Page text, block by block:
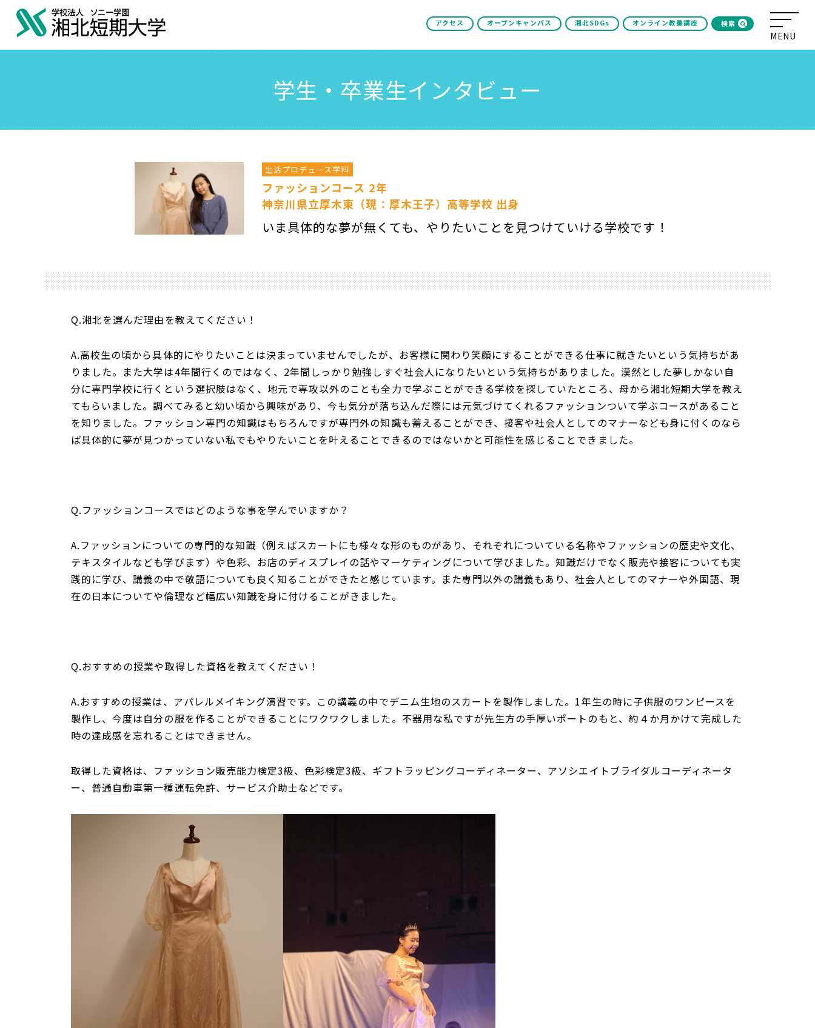
アクセス オープンキャンパス 湘北SDGs オンライン教養講座 検索
学生・卒業生インタビュー
生活プロデュース学科
ファッションコース 2年
神奈川県立厚木東（現：厚木王子）高等学校 出身
いま具体的な夢が無くても、やりたいことを見つけていける学校です！
Q.湘北を選んだ理由を教えてください！
A.高校生の頃から具体的にやりたいことは決まっていませんでしたが、お客様に関わり笑顔にすることができる仕事に就きたいという気持ちがあ
りました。また大学は4年間行くのではなく、2年間しっかり勉強しすぐ社会人になりたいという気持ちがありました。漠然とした夢しかない自
分に専門学校に行くという選択肢はなく、地元で専攻以外のことも全力で学ぶことができる学校を探していたところ、母から湘北短期大学を教え
てもらいました。調べてみると幼い頃から興味があり、今も気分が落ち込んだ際には元気づけてくれるファッションついて学ぶコースがあること
を知りました。ファッション専門の知識はもちろんですが専門外の知識も蓄えることができ、接客や社会人としてのマナーなども身に付くのなら
ば具体的に夢が見つかっていない私でもやりたいことを叶えることできるのではないかと可能性を感じることできました。
Q.ファッションコースではどのような事を学んでいますか？
A.ファッションについての専門的な知識（例えばスカートにも様々な形のものがあり、それぞれについている名称やファッションの歴史や文化、
テキスタイルなども学びます）や色彩、お店のディスプレイの話やマーケティングについて学びました。知識だけでなく販売や接客についても実
践的に学び、講義の中で敬語についても良く知ることができたと感じています。また専門以外の講義もあり、社会人としてのマナーや外国語、現
在の日本についてや倫理など幅広い知識を身に付けることがきました。
Q.おすすめの授業や取得した資格を教えてください！
A.おすすめの授業は、アパレルメイキング演習です。この講義の中でデニム生地のスカートを製作しました。1年生の時に子供服のワンピースを
製作し、今度は自分の服を作ることができることにワクワクしました。不器用な私ですが先生方の手厚いポートのもと、約４か月かけて完成した
時の達成感を忘れることはできません。
取得した資格は、ファッション販売能力検定3級、色彩検定3級、ギフトラッピングコーディネーター、アソシエイトブライダルコーディネータ
ー、普通自動車第一種運転免許、サービス介助士などです。